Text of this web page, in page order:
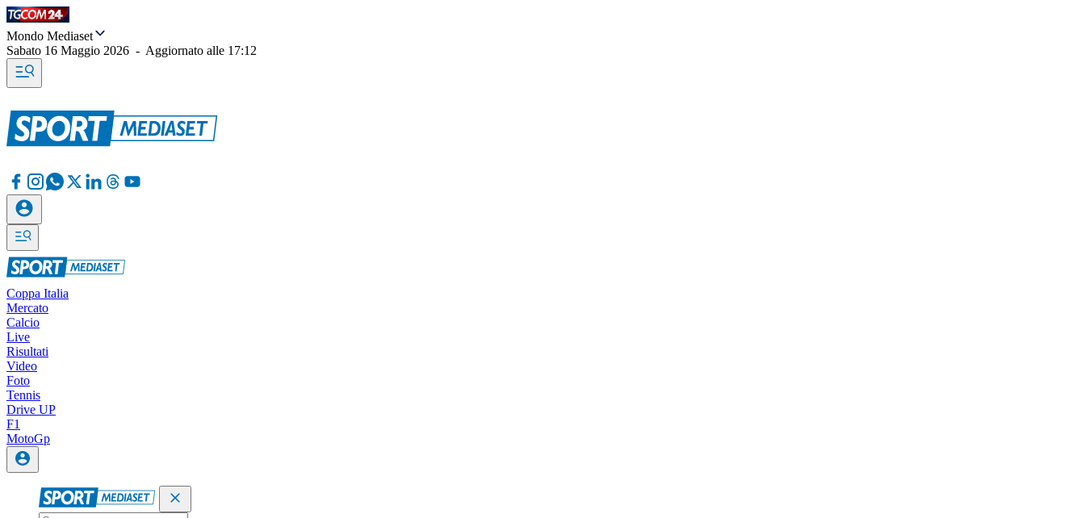
Mondo Mediaset
Sabato 16 Maggio 2026 - Aggiornato alle 17:12
Coppa Italia
Mercato
Calcio
Live
Risultati
Video
Foto
Tennis
Drive UP
F1
MotoGp